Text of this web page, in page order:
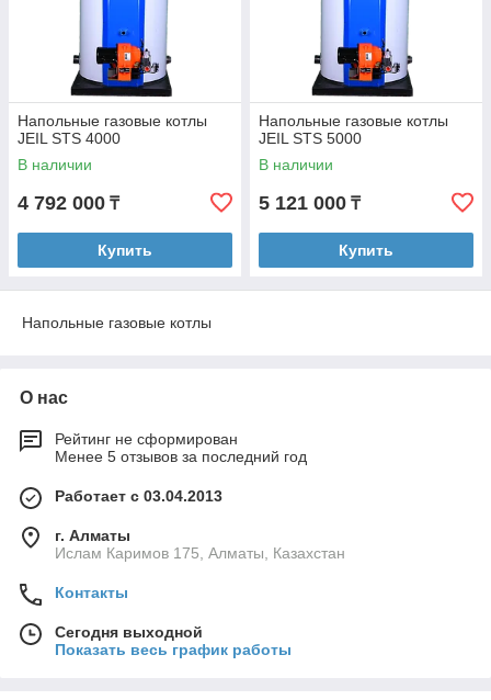
Напольные газовые котлы
JEIL STS 4000
В наличии
4 792 000 ₸
Купить
Напольные газовые котлы
JEIL STS 5000
В наличии
5 121 000 ₸
Купить
Напольные газовые котлы
О нас
Рейтинг не сформирован
Менее 5 отзывов за последний год
Работает с 03.04.2013
г. Алматы
Ислам Каримов 175, Алматы, Казахстан
Контакты
Сегодня выходной
Показать весь график работы